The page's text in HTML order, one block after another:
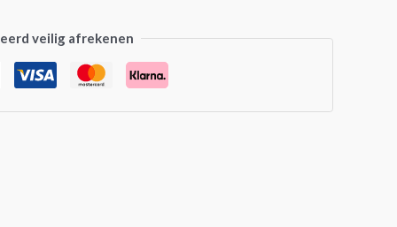
veilig afrekenen